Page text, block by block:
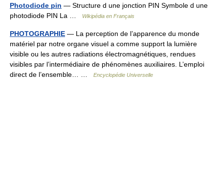
Photodiode pin — Structure d une jonction PIN Symbole d une
photodiode PIN La …
Wikipédia en Français
PHOTOGRAPHIE — La perception de l’apparence du monde
matériel par notre organe visuel a comme support la lumière
visible ou les autres radiations électromagnétiques, rendues
visibles par l’intermédiaire de phénomènes auxiliaires. L’emploi
direct de l’ensemble… …
Encyclopédie Universelle